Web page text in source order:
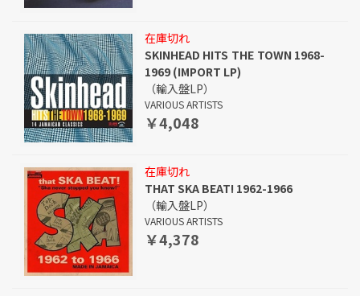
在庫切れ
SKINHEAD HITS THE TOWN 1968-
1969 (IMPORT LP)
（輸入盤LP）
VARIOUS ARTISTS
￥4,048
在庫切れ
THAT SKA BEAT! 1962-1966
（輸入盤LP）
VARIOUS ARTISTS
￥4,378